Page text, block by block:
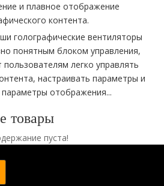
и плавное отображение
контента.
голографические вентиляторы
понятным блоком управления,
легко управлять
настраивать параметры и
параметры отображения...
товары
пуста!